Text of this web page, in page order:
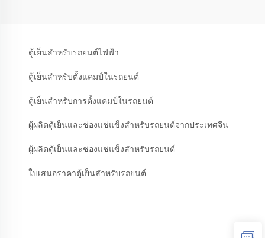
ตู้เย็นสำหรับรถยนต์ไฟฟ้า
ตู้เย็นสำหรับตั้งแคมป์ในรถยนต์
ตู้เย็นสำหรับการตั้งแคมป์ในรถยนต์
ผู้ผลิตตู้เย็นและช่องแช่แข็งสำหรับรถยนต์จากประเทศจีน
ผู้ผลิตตู้เย็นและช่องแช่แข็งสำหรับรถยนต์
ใบเสนอราคาตู้เย็นสำหรับรถยนต์